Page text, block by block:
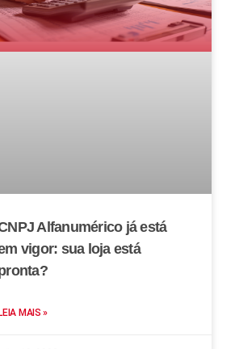
Alfanumérico já está
vigor: sua loja está
LEIA MAIS »